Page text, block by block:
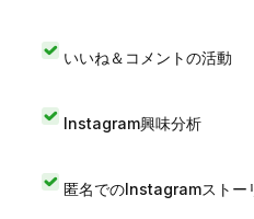
いいね＆コメントの活動
Instagram興味分析
匿名でのInstagramストー